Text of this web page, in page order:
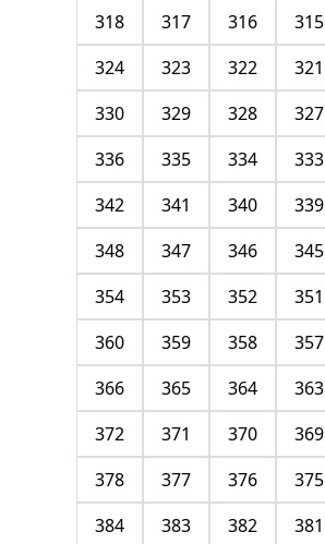
315
316
317
318
321
322
323
324
327
328
329
330
333
334
335
336
339
340
341
342
345
346
347
348
351
352
353
354
357
358
359
360
363
364
365
366
369
370
371
372
375
376
377
378
381
382
383
384